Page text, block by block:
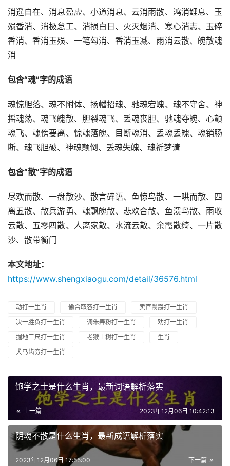
消遥自在、消息盈虚、小道消息、云消雨散、鸿消鲤息、玉
殒香消、消极怠工、消损白日、火灭烟消、寒心消志、玉碎
香消、香消玉殒、一笔勾消、香消玉减、雨消云散、魄散魂
消
包含“魂”字的成语
魂惊胆落、魂不附体、扬幡招魂、驰魂宕魄、魂不守舍、神
摇魂荡、魂飞魄散、胆裂魂飞、丢魂丧胆、驰魂夺魄、心颤
魂飞、魂傍要离、惊魂落魄、目断魂消、丢魂丢魄、魂销肠
断、魂飞胆破、神魂颠倒、丢魂失魄、魂祈梦请
包含“散”字的成语
尽欢而散、一盘散沙、散言碎语、鱼惊鸟散、一哄而散、四
离五散、散兵游勇、魂飘魄散、悲欢合散、鱼溃鸟散、雨收
云散、五零四散、人离家散、水流云散、余霞散绮、一片散
沙、散带衡门
本文地址：
https://www.shengxiaogu.com/detail/36576.html
动打一生肖 偷合取容打一生肖
卖官鬻爵打一生肖
决一胜负打一生肖
调朱弄粉打一生肖
劝打一生肖
掘地三尺打一生肖
老猴上树打一生肖
生肖
犬马齿穷打一生肖
饱学之士是什么生肖，最新词语解析落实
上一篇 2023年12月06日 10:42:13
阴魂不散是什么生肖，最新成语解析落实
下一篇
2023年12月06日 17:55:00